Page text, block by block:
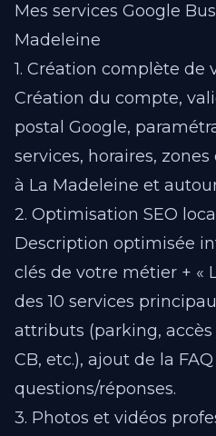
Mes services Google
Madeleine
1. Création complète de
Création du compte,
postal Google,
services, horaires,
à La Madeleine et
2. Optimisation SEO local
Description optimisée
clés de votre métier + «
des 10 services
attributs (parking,
CB, etc.), ajout de la FAQ
questions/réponses.
3. Photos et vidéos